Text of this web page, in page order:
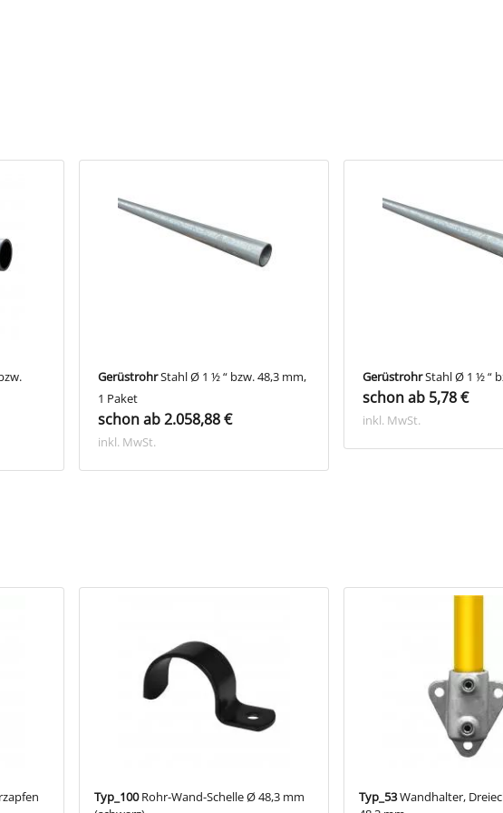
LU608075DEF passend für Ø 42,4 & 48,3 & 60,3 mm
GerüstrohrStahl Ø 1 ½ “ bzw. 48,3 mm,
1 Paket
schon ab 2.058,88 €
inkl. MwSt.
GerüstrohrStahl Ø 1 ½ “
schon ab 5,78 €
inkl. MwSt.
Typ_100Rohr-Wand-Schelle Ø 48,3 mm
Typ_53Wandhalter,